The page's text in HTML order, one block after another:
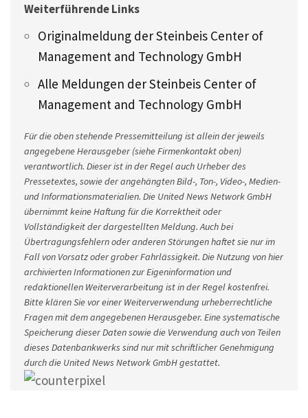
Weiterführende Links
Originalmeldung der Steinbeis Center of
Management and Technology GmbH
Alle Meldungen der Steinbeis Center of
Management and Technology GmbH
Für die oben stehende Pressemitteilung ist allein der jeweils
angegebene Herausgeber (siehe Firmenkontakt oben)
verantwortlich. Dieser ist in der Regel auch Urheber des
Pressetextes, sowie der angehängten Bild-, Ton-, Video-, Medien-
und Informationsmaterialien. Die United News Network GmbH
übernimmt keine Haftung für die Korrektheit oder
Vollständigkeit der dargestellten Meldung. Auch bei
Übertragungsfehlern oder anderen Störungen haftet sie nur im
Fall von Vorsatz oder grober Fahrlässigkeit. Die Nutzung von hier
archivierten Informationen zur Eigeninformation und
redaktionellen Weiterverarbeitung ist in der Regel kostenfrei.
Bitte klären Sie vor einer Weiterverwendung urheberrechtliche
Fragen mit dem angegebenen Herausgeber. Eine systematische
Speicherung dieser Daten sowie die Verwendung auch von Teilen
dieses Datenbankwerks sind nur mit schriftlicher Genehmigung
durch die United News Network GmbH gestattet.